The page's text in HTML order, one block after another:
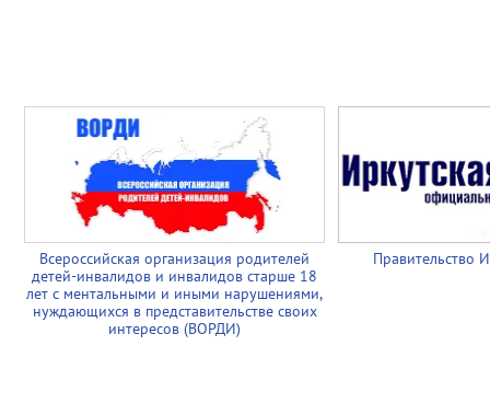
Всероссийская организация родителей
детей-инвалидов и инвалидов старше 18
лет с ментальными и иными нарушениями,
нуждающихся в представительстве своих
интересов (ВОРДИ)
Правительство